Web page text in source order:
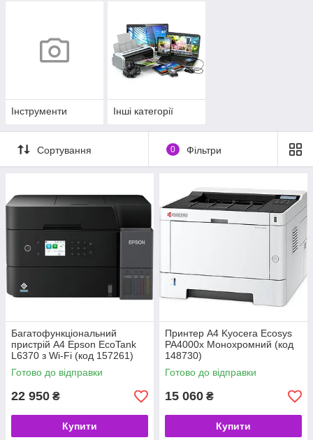
Інструменти Інші категорії
Сортування 0 Фільтри
Багатофункціональний
пристрій A4 Epson EcoTank
L6370 з Wi-Fi (код 157261)
Готово до відправки
22 950 ₴
Купити
Принтер A4 Kyocera Ecosys
PA4000x Монохромний (код
148730)
Готово до відправки
15 060 ₴
Купити